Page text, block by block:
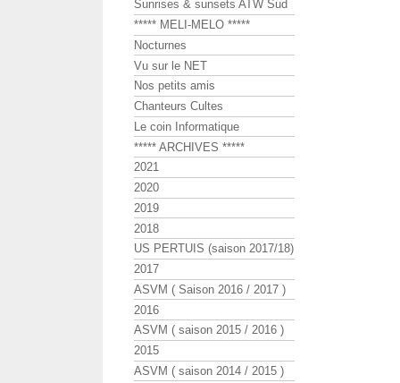
Sunrises & sunsets ATW Sud
***** MELI-MELO *****
Nocturnes
Vu sur le NET
Nos petits amis
Chanteurs Cultes
Le coin Informatique
***** ARCHIVES *****
2021
2020
2019
2018
US PERTUIS (saison 2017/18)
2017
ASVM ( Saison 2016 / 2017 )
2016
ASVM ( saison 2015 / 2016 )
2015
ASVM ( saison 2014 / 2015 )